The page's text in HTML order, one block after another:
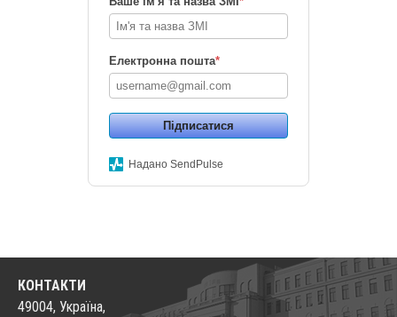
Електронна пошта*
Підписатися
Надано SendPulse
КОНТАКТИ
49004, Україна,